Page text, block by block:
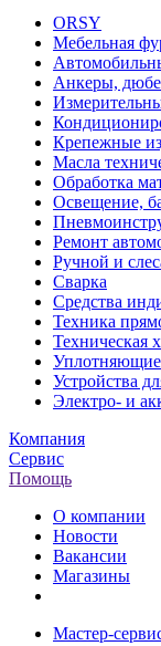
ORSY
Мебельная
Анкеры,
Крепежные
Масла
Обработка
Освещение,
Ремонт
Ручной и
Сварка
Средства
Техника
Техническая
Уплотняющие
Устройства
Электро- и
Компания
Сервис
Помощь
О компании
Новости
Вакансии
Магазины
Мастер-